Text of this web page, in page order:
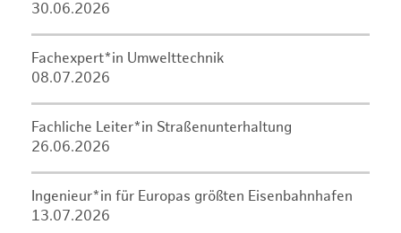
30.06.2026
Fachexpert*in Umwelttechnik
08.07.2026
Fachliche Leiter*in Straßenunterhaltung
26.06.2026
Ingenieur*in für Europas größten Eisenbahnhafen
13.07.2026